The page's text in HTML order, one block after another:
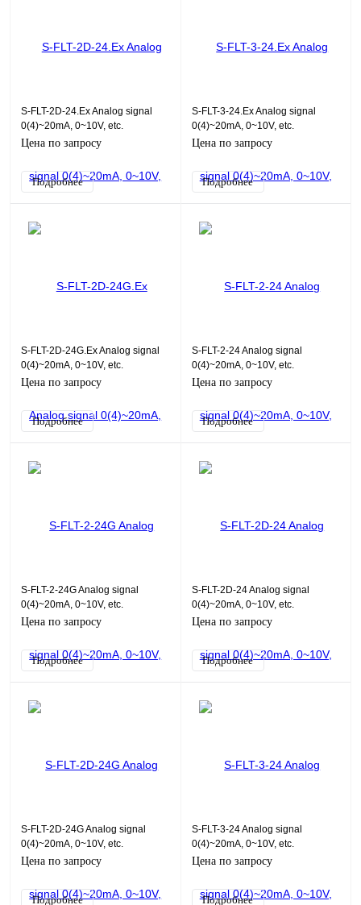
S-FLT-2D-24.Ex Analog signal
0(4)~20mA, 0~10V, etc.
Цена по запросу
Подробнее
S-FLT-3-24.Ex Analog signal
0(4)~20mA, 0~10V, etc.
Цена по запросу
Подробнее
S-FLT-2D-24G.Ex Analog signal
0(4)~20mA, 0~10V, etc.
Цена по запросу
Подробнее
S-FLT-2-24 Analog signal
0(4)~20mA, 0~10V, etc.
Цена по запросу
Подробнее
S-FLT-2-24G Analog signal
0(4)~20mA, 0~10V, etc.
Цена по запросу
Подробнее
S-FLT-2D-24 Analog signal
0(4)~20mA, 0~10V, etc.
Цена по запросу
Подробнее
S-FLT-2D-24G Analog signal
0(4)~20mA, 0~10V, etc.
Цена по запросу
Подробнее
S-FLT-3-24 Analog signal
0(4)~20mA, 0~10V, etc.
Цена по запросу
Подробнее